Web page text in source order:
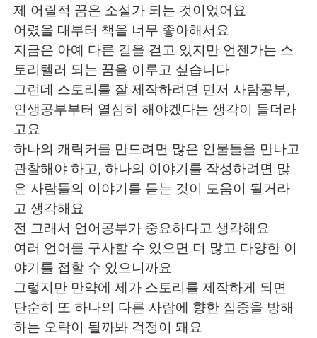
제 어릴적 꿈은 소설가 되는 것이었어요
어렸을 대부터 책을 너무 좋아해서요
지금은 아예 다른 길을 걷고 있지만 언젠가는 스
토리텔러 되는 꿈을 이루고 싶습니다
그런데 스토리를 잘 제작하려면 먼저 사람공부,
인생공부부터 열심히 해야겠다는 생각이 들더라
고요
하나의 캐릭커를 만드려면 많은 인물들을 만나고
관찰해야 하고, 하나의 이야기를 작성하려면 많
은 사람들의 이야기를 듣는 것이 도움이 될거라
고 생각해요
전 그래서 언어공부가 중요하다고 생각해요
여러 언어를 구사할 수 있으면 더 많고 다양한 이
야기를 접할 수 있으니까요
그렇지만 만약에 제가 스토리를 제작하게 되면
단순히 또 하나의 다른 사람에 향한 집중을 방해
하는 오락이 될까봐 걱정이 돼요